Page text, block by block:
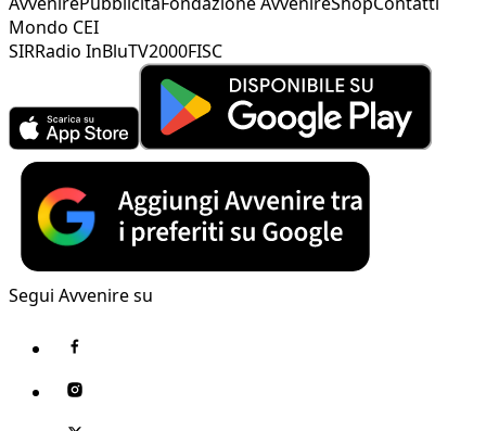
Mondo CEI
SIRRadio InBluTV2000FISC
Segui Avvenire su